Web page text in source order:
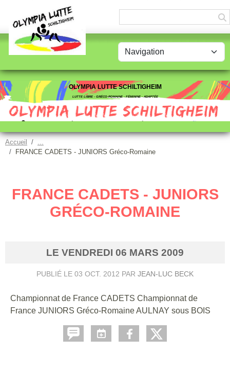
OLYMPIA LUTTE SCHILTIGHEIM
LUTTE LIBRE - GRÉCO-ROMAINE - FÉMININE - ADAPTÉE
Accueil
FRANCE CADETS - JUNIORS Gréco-Romaine
FRANCE CADETS - JUNIORS
GRÉCO-ROMAINE
LE VENDREDI 06 MARS 2009
PUBLIÉ LE 03 OCT. 2012 PAR JEAN-LUC BECK
Championnat de France CADETS Championnat de
France JUNIORS Gréco-Romaine AULNAY sous BOIS
Panneau de gestion des cookies